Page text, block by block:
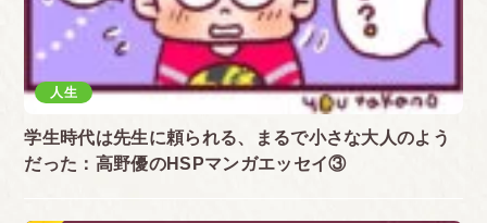
人生
学生時代は先生に頼られる、まるで小さな大人のよう
だった：高野優のHSPマンガエッセイ③